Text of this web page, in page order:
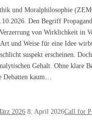
und Moralphilosophie
Den Begriff
von Wirklichkeit in
und Weise für eine Idee
suspekt erscheinen.
Gehalt. Ohne klare
kaum…
2026 8. April 2026Call for